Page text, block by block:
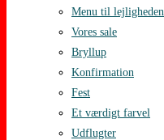
Menu til lejligheden
Vores sale
Bryllup
Konfirmation
Fest
Et værdigt farvel
Udflugter